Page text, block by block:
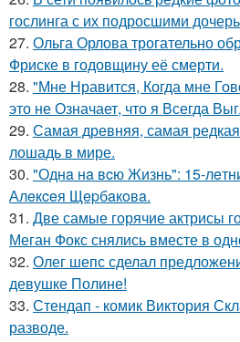
гослинга с их подросшими
27. Ольга Орлова трогательно
Фриске в годовщину её смерти.
28. "Мне Нравится, Когда мне
это не Означает, что я Всегда
29. Самая древняя, самая
лошадь в мире.
30. "Однa нa вcю Жизнь": 15-
Алeкceя Щepбaкoвa.
31. Две самые горячие актрисы
Меган Фокс снялись вместе в
32. Олег шепс сделал
девушке Полине!
33. Стендап - комик Виктория
разводе.